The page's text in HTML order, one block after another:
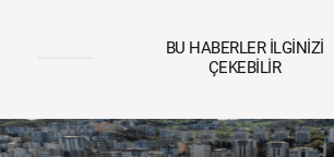
BU HABERLER İLGINIZI
ÇEKEBILIR